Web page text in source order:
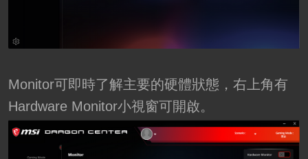
Monitor可即時了解主要的硬體狀態，右上角有
Hardware Monitor小視窗可開啟。